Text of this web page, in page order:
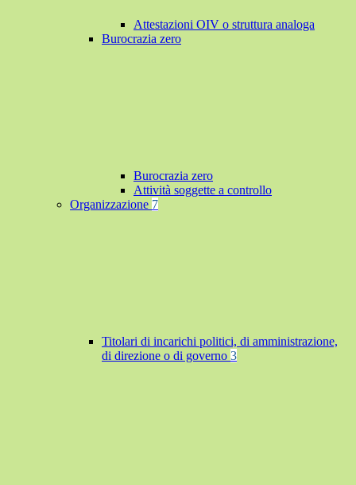
Attestazioni OIV o struttura analoga
Burocrazia zero
Burocrazia zero
Attività soggette a controllo
Organizzazione 7
Titolari di incarichi politici, di amministrazione,
di direzione o di governo 3